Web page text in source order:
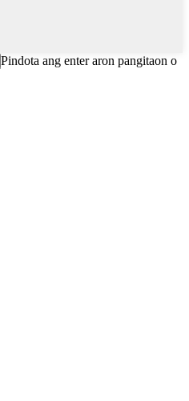
Pindota ang enter aron pangitaon o